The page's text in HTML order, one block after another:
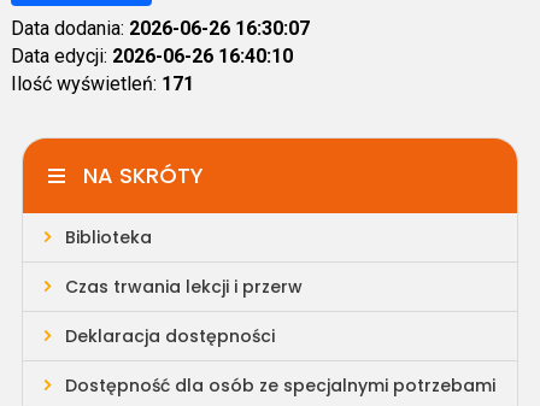
Data dodania: 2026-06-26 16:30:07
Data edycji: 2026-06-26 16:40:10
Ilość wyświetleń: 171
NA SKRÓTY
Biblioteka
Czas trwania lekcji i przerw
Deklaracja dostępności
Dostępność dla osób ze specjalnymi potrzebami